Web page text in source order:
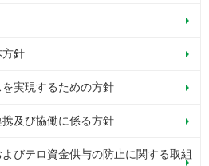
方針
実現するための方針
及び協働に係る方針
びテロ資金供与の防止に関する取組